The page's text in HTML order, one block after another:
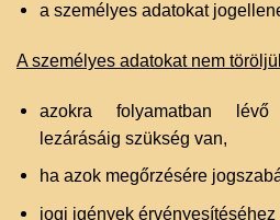
a személyes adatokat
A személyes adatokat nem
azokra folyamatban lévő
lezárásáig szükség van,
ha azok megőrzésére
jogi igények érvényesítéséhez